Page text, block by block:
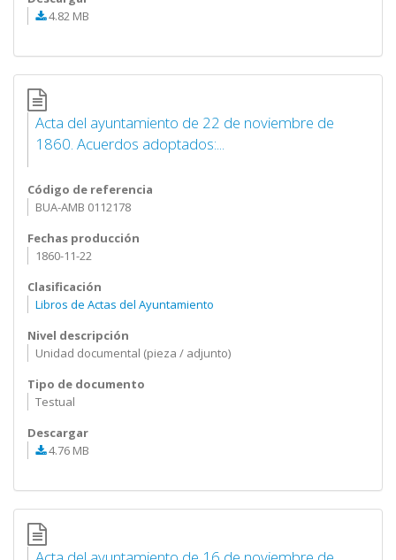
4.82 MB
Acta del ayuntamiento de 22 de noviembre de
1860. Acuerdos adoptados:...
Código de referencia
BUA-AMB 0112178
Fechas producción
1860-11-22
Clasificación
Libros de Actas del Ayuntamiento
Nivel descripción
Unidad documental (pieza / adjunto)
Tipo de documento
Testual
Descargar
4.76 MB